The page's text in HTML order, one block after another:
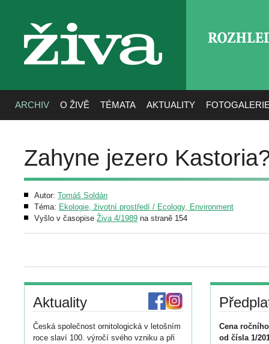
živa
ARCHIV O ŽIVĚ TÉMATA AKTUALITY
Zahyne jezero
Autor: Tomáš Soldán
Téma: Ekologie, životní prostředí / Ecology, Environment
Vyšlo v časopise Živa 4/1989 na straně 154
Aktuality
Česká společnost ornitologická v letošním
roce slaví 100. výročí svého vzniku a při
Cena
od čísla 1/